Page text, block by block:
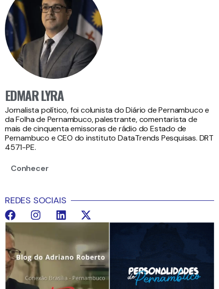
EDMAR LYRA
Jornalista político, foi colunista do Diário de Pernambuco e
da Folha de Pernambuco, palestrante, comentarista de
mais de cinquenta emissoras de rádio do Estado de
Pernambuco e CEO do instituto DataTrends Pesquisas. DRT
4571-PE.
Conhecer
REDES SOCIAIS